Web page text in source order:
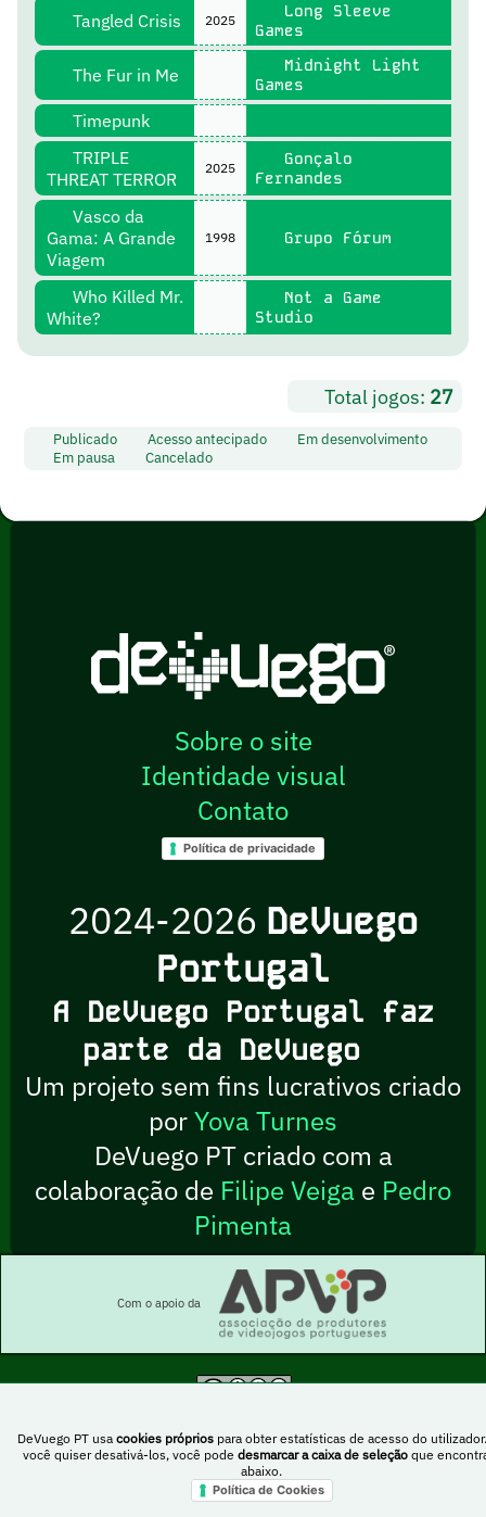
Tangled Crisis 2025
Long Sleeve
Games
The Fur in Me
Midnight Light
Games
Timepunk
TRIPLE
THREAT TERROR
2025
Gonçalo
Fernandes
Vasco da
Gama: A Grande
Viagem
1998 Grupo Fórum
Who Killed Mr.
White?
Not a Game
Studio
Total jogos: 27
Publicado Acesso antecipado
Em desenvolvimento
Em pausa
Cancelado
DeVuego PT usa cookies próprios para obter estatísticas de acesso do
você quiser desativá-los, você pode desmarcar a caixa de seleção que
abaixo.
Política de Cookies
Sobre o site
Identidade visual
Contato
Política de privacidade
2024-2026 DeVuego
Portugal
A DeVuego Portugal faz
parte da DeVuego
Um projeto sem fins lucrativos criado
porYova Turnes
DeVuego PT criado com a
colaboração de Filipe Veiga e Pedro
Pimenta
Com o apoio da
PartilhaIgual 4.0 Internacional
DeVuego Espanha DeVuego LATAM